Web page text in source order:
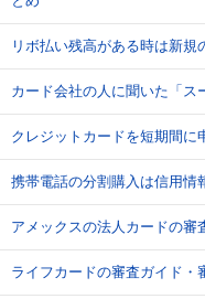
リボ払い残高がある時は新規
カード会社の人に聞いた「ス
クレジットカードを短期間に
携帯電話の分割購入は信用情
アメックスの法人カードの審
ライフカードの審査ガイド・